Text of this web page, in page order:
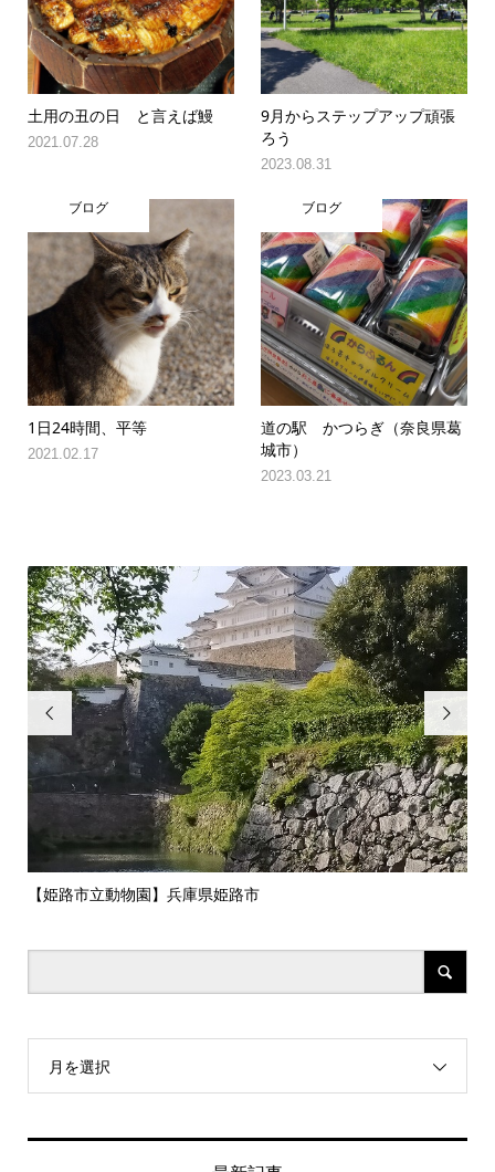
土用の丑の日 と言えば鰻
2021.07.28
9月からステップアップ頑張
ろう
2023.08.31
ブログ
1日24時間、平等
2021.02.17
ブログ
道の駅 かつらぎ（奈良県葛
城市）
2023.03.21

路市 ワイヤーアートチャレンジ

月を選択